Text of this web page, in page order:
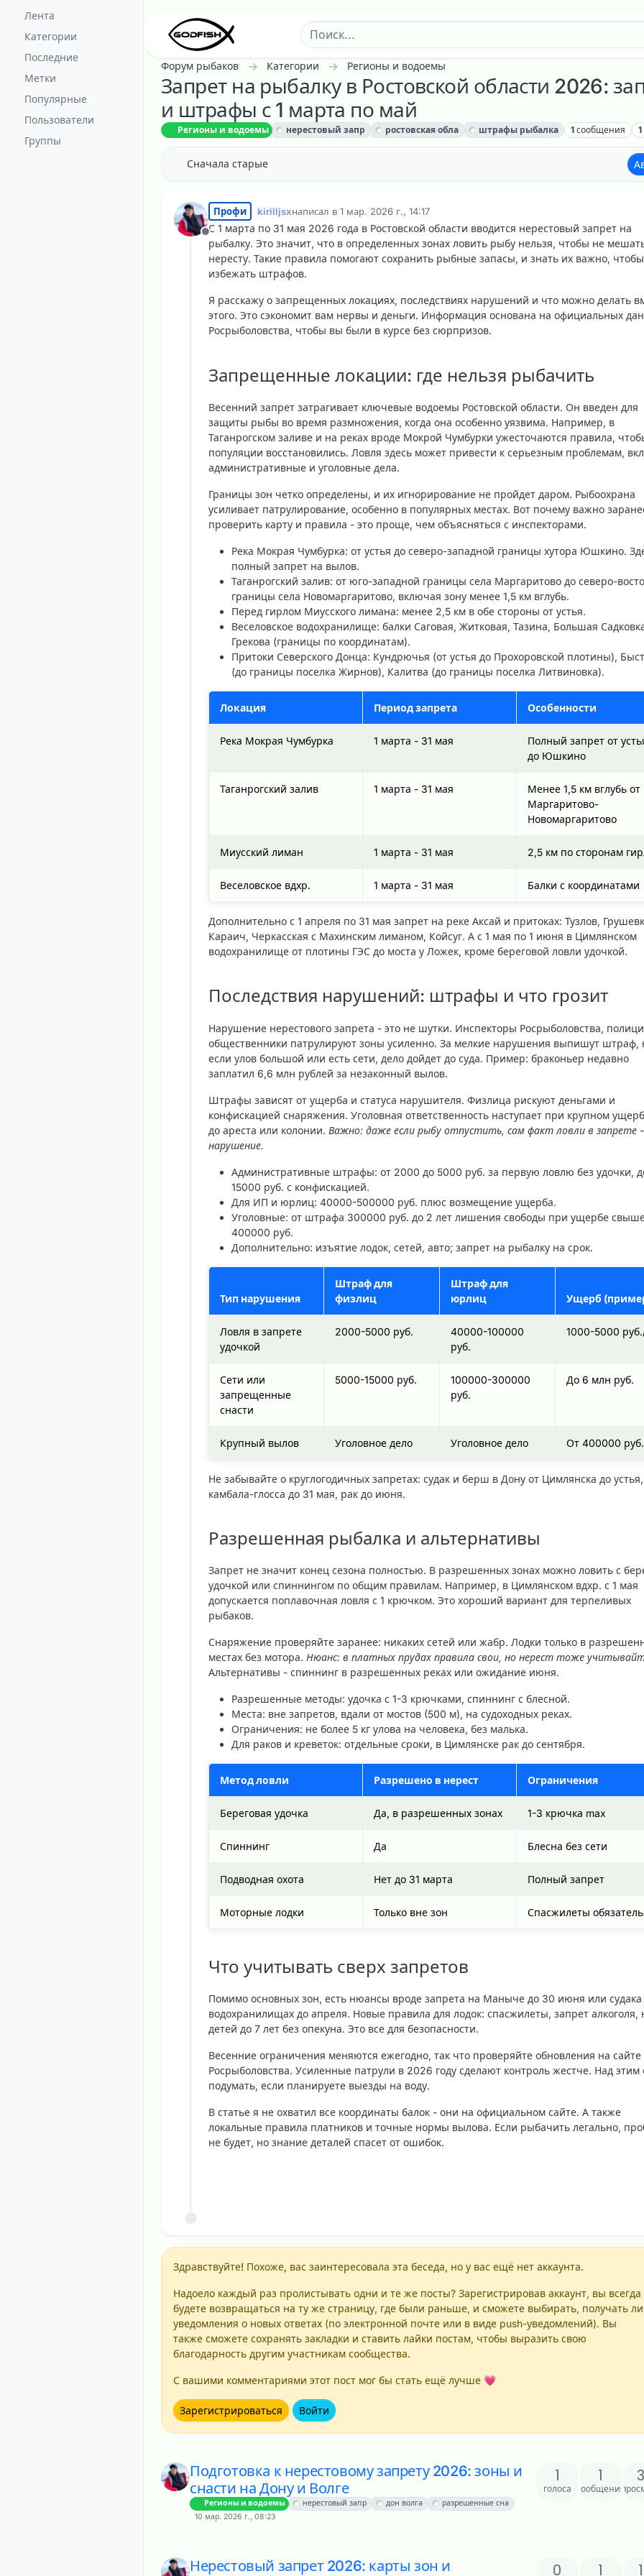
Лента
Категории
Последние
Метки
Популярные
Пользователи
Группы
Форум рыбаков Категории Регионы и водоемы
Запрет на рыбалку в Ростовской области 2026:
и штрафы с 1 марта по май
Регионы и водоемы нерестовый запр ростовская обла штрафы рыбалка 1 сообщения 1
Сначала старые
Не в сети
Профи kirilljsxнаписал в 1 мар. 2026 г., 14:17
отредактировано
С 1 марта по 31 мая 2026 года в Ростовской области вводится нерестовый запрет на
рыбалку. Это значит, что в определенных зонах ловить рыбу нельзя, чтобы не
нересту. Такие правила помогают сохранить рыбные запасы, и знать их важно, чтобы
избежать штрафов.
Я расскажу о запрещенных локациях, последствиях нарушений и что можно делать
этого. Это сэкономит вам нервы и деньги. Информация основана на официальных
Росрыболовства, чтобы вы были в курсе без сюрпризов.
Запрещенные локации: где нельзя рыбачить
Весенний запрет затрагивает ключевые водоемы Ростовской области. Он введен для
защиты рыбы во время размножения, когда она особенно уязвима. Например, в
Таганрогском заливе и на реках вроде Мокрой Чумбурки ужесточаются правила,
популяции восстановились. Ловля здесь может привести к серьезным проблемам,
административные и уголовные дела.
Границы зон четко определены, и их игнорирование не пройдет даром. Рыбоохрана
усиливает патрулирование, особенно в популярных местах. Вот почему важно
проверить карту и правила - это проще, чем объясняться с инспекторами.
Река Мокрая Чумбурка: от устья до северо-западной границы хутора Юшкино.
полный запрет на вылов.
Таганрогский залив: от юго-западной границы села Маргаритово до северо-
границы села Новомаргаритово, включая зону менее 1,5 км вглубь.
Перед гирлом Миусского лимана: менее 2,5 км в обе стороны от устья.
Веселовское водохранилище: балки Саговая, Житковая, Тазина, Большая
Грекова (границы по координатам).
Притоки Северского Донца: Кундрючья (от устья до Прохоровской плотины),
(до границы поселка Жирнов), Калитва (до границы поселка Литвиновка).
Локация Период запрета Особенности
Река Мокрая Чумбурка 1 марта - 31 мая
Полный запрет от
до Юшкино
Таганрогский залив 1 марта - 31 мая
Менее 1,5 км вглубь от
Маргаритово-
Новомаргаритово
Миусский лиман 1 марта - 31 мая 2,5 км по сторонам
Веселовское вдхр. 1 марта - 31 мая Балки с координатами
Дополнительно с 1 апреля по 31 мая запрет на реке Аксай и притоках: Тузлов,
Караич, Черкасская с Махинским лиманом, Койсуг. А с 1 мая по 1 июня в Цимлянском
водохранилище от плотины ГЭС до моста у Ложек, кроме береговой ловли удочкой.
Последствия нарушений: штрафы и что грозит
Нарушение нерестового запрета - это не шутки. Инспекторы Росрыболовства,
общественники патрулируют зоны усиленно. За мелкие нарушения выпишут штраф,
если улов большой или есть сети, дело дойдет до суда. Пример: браконьер недавно
заплатил 6,6 млн рублей за незаконный вылов.
Штрафы зависят от ущерба и статуса нарушителя. Физлица рискуют деньгами и
конфискацией снаряжения. Уголовная ответственность наступает при крупном
до ареста или колонии. Важно: даже если рыбу отпустить, сам факт ловли в запрете -
нарушение.
Административные штрафы: от 2000 до 5000 руб. за первую ловлю без удочки,
15000 руб. с конфискацией.
Для ИП и юрлиц: 40000-500000 руб. плюс возмещение ущерба.
Уголовные: от штрафа 300000 руб. до 2 лет лишения свободы при ущербе
400000 руб.
Дополнительно: изъятие лодок, сетей, авто; запрет на рыбалку на срок.
Тип нарушения
Штраф для
физлиц
Штраф для
юрлиц
Ущерб
Ловля в запрете
удочкой
2000-5000 руб.
40000-100000
руб.
1000-5000
Сети или
запрещенные
снасти
5000-15000 руб.
100000-300000
руб.
До 6 млн руб.
Крупный вылов Уголовное дело Уголовное дело От 400000 руб.
Не забывайте о круглогодичных запретах: судак и берш в Дону от Цимлянска до устья,
камбала-глосса до 31 мая, рак до июня.
Разрешенная рыбалка и альтернативы
Запрет не значит конец сезона полностью. В разрешенных зонах можно ловить с
удочкой или спиннингом по общим правилам. Например, в Цимлянском вдхр. с 1 мая
допускается поплавочная ловля с 1 крючком. Это хороший вариант для терпеливых
рыбаков.
Снаряжение проверяйте заранее: никаких сетей или жабр. Лодки только в
местах без мотора. Нюанс: в платных прудах правила свои, но нерест тоже
Альтернативы - спиннинг в разрешенных реках или ожидание июня.
Разрешенные методы: удочка с 1-3 крючками, спиннинг с блесной.
Места: вне запретов, вдали от мостов (500 м), на судоходных реках.
Ограничения: не более 5 кг улова на человека, без малька.
Для раков и креветок: отдельные сроки, в Цимлянске рак до сентября.
Метод ловли Разрешено в нерест Ограничения
Береговая удочка Да, в разрешенных зонах 1-3 крючка max
Спиннинг Да Блесна без сети
Подводная охота Нет до 31 марта Полный запрет
Моторные лодки Только вне зон Спасжилеты
Что учитывать сверх запретов
Помимо основных зон, есть нюансы вроде запрета на Маныче до 30 июня или судака
водохранилищах до апреля. Новые правила для лодок: спасжилеты, запрет алкоголя,
детей до 7 лет без опекуна. Это все для безопасности.
Весенние ограничения меняются ежегодно, так что проверяйте обновления на сайте
Росрыболовства. Усиленные патрули в 2026 году сделают контроль жестче. Над этим
подумать, если планируете выезды на воду.
В статье я не охватил все координаты балок - они на официальном сайте. А также
локальные правила платников и точные нормы вылова. Если рыбачить легально,
не будет, но знание деталей спасет от ошибок.
Здравствуйте! Похоже, вас заинтересовала эта беседа, но у вас ещё нет аккаунта.
Надоело каждый раз пролистывать одни и те же посты? Зарегистрировав аккаунт, вы всегда
будете возвращаться на ту же страницу, где были раньше, и сможете выбирать, получать ли
уведомления о новых ответах (по электронной почте или в виде push-уведомлений). Вы
также сможете сохранять закладки и ставить лайки постам, чтобы выразить свою
благодарность другим участникам сообщества.
С вашими комментариями этот пост мог бы стать ещё лучше 💗
Зарегистрироваться Войти
Подготовка к нерестовому запрету 2026: зоны и
снасти на Дону и Волге
Регионы и водоемы нерестовый запр дон волга
разрешенные сна
10 мар. 2026 г., 08:23
1
голоса
1
сообщения
Нерестовый запрет 2026: карты зон и
0 1